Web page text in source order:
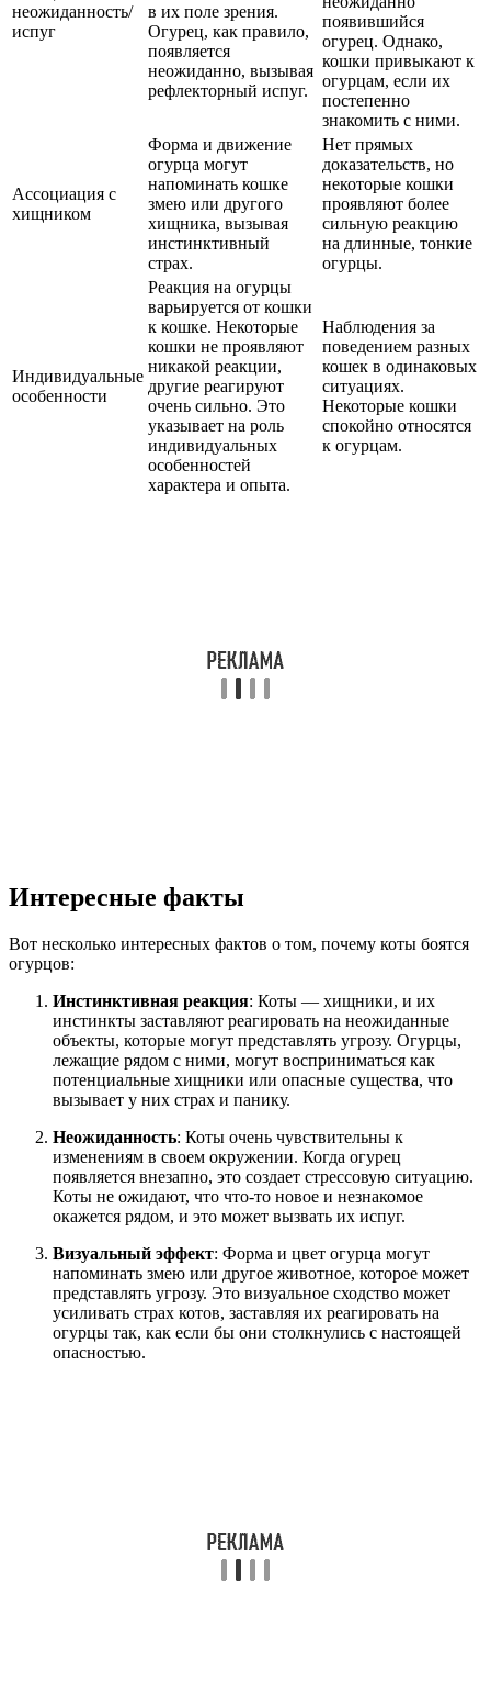
неожиданность/
испуг
в их поле зрения.
Огурец, как правило,
появляется
неожиданно, вызывая
рефлекторный испуг.
появившийся
огурец. Однако,
кошки привыкают к
огурцам, если их
постепенно
знакомить с ними.
Ассоциация с
хищником
Форма и движение
огурца могут
напоминать кошке
змею или другого
хищника, вызывая
инстинктивный
страх.
Нет прямых
доказательств, но
некоторые кошки
проявляют более
сильную реакцию
на длинные, тонкие
огурцы.
Индивидуальные
особенности
Реакция на огурцы
варьируется от кошки
к кошке. Некоторые
кошки не проявляют
никакой реакции,
другие реагируют
очень сильно. Это
указывает на роль
индивидуальных
особенностей
характера и опыта.
Наблюдения за
поведением разных
кошек в одинаковых
ситуациях.
Некоторые кошки
спокойно относятся
к огурцам.
Интересные факты
Вот несколько интересных фактов о том, почему коты боятся
огурцов:
Инстинктивная реакция: Коты — хищники, и их
инстинкты заставляют реагировать на неожиданные
объекты, которые могут представлять угрозу. Огурцы,
лежащие рядом с ними, могут восприниматься как
потенциальные хищники или опасные существа, что
вызывает у них страх и панику.
Неожиданность: Коты очень чувствительны к
изменениям в своем окружении. Когда огурец
появляется внезапно, это создает стрессовую ситуацию.
Коты не ожидают, что что-то новое и незнакомое
окажется рядом, и это может вызвать их испуг.
Визуальный эффект: Форма и цвет огурца могут
напоминать змею или другое животное, которое может
представлять угрозу. Это визуальное сходство может
усиливать страх котов, заставляя их реагировать на
огурцы так, как если бы они столкнулись с настоящей
опасностью.